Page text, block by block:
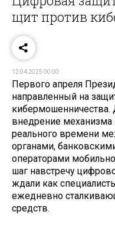
щит против
12.04.2025 00:00
Первого апреля
направленный на
кибермошенничества.
внедрение
реального времени
органами,
операторами
шаг навстречу
ждали как
ежедневно
средств.